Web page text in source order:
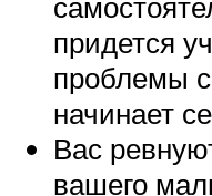
придется
проблемы
начинает
Вас
вашего